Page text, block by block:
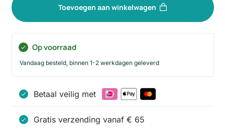
Toevoegen aan winkelwagen
Op voorraad
Vandaag besteld, binnen 1-2 werkdagen geleverd
Betaal veilig met
Gratis verzending vanaf € 65